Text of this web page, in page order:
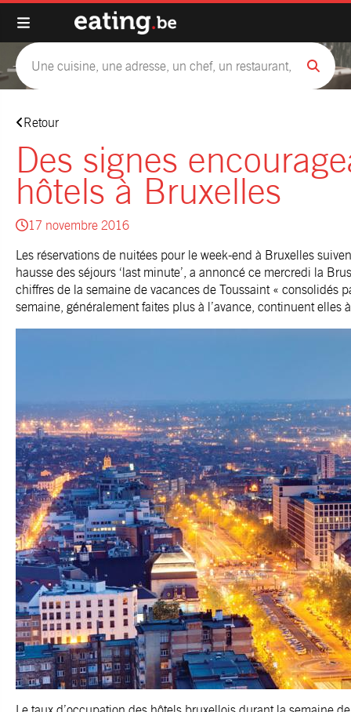
Retour
Des signes
hôtels à Bruxelles
17 novembre 2016
Les réservations de nuitées pour le week-end à Bruxelles
hausse des séjours ‘last minute’, a annoncé ce mercredi la
chiffres de la semaine de vacances de Toussaint « consolidés
semaine, généralement faites plus à l’avance, continuent elles